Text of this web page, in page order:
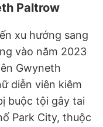
Paltrow
xu hướng sang
vào năm 2023
Gwyneth
diễn viên kiêm
buộc tội gây tai
Park City, thuộc